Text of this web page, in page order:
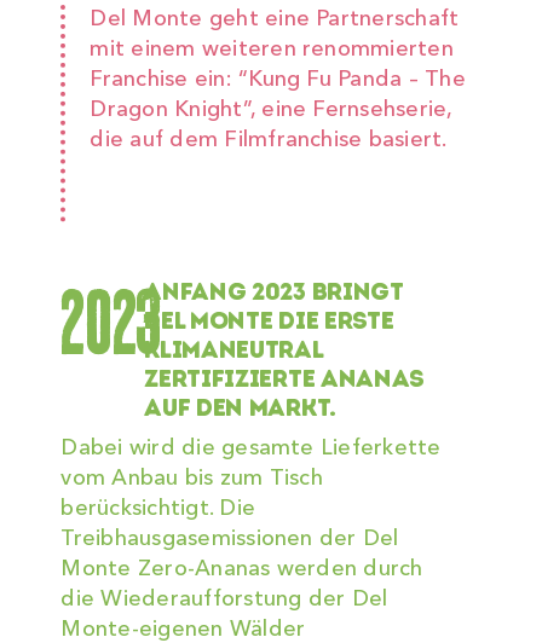
Del Monte geht eine Partnerschaft
mit einem weiteren renommierten
Franchise ein: “Kung Fu Panda – The
Dragon Knight”, eine Fernsehserie,
die auf dem Filmfranchise basiert.
2023ANFANG 2023 BRINGT
DEL MONTE DIE ERSTE
KLIMANEUTRAL
ZERTIFIZIERTE ANANAS
AUF DEN MARKT.
Dabei wird die gesamte Lieferkette
vom Anbau bis zum Tisch
berücksichtigt. Die
Treibhausgasemissionen der Del
Monte Zero-Ananas werden durch
die Wiederaufforstung der Del
Monte-eigenen Wälder